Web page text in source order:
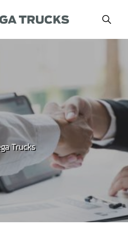
Trucks